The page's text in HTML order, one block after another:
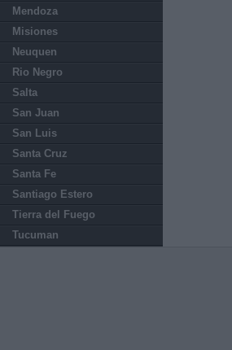
Mendoza
Misiones
Neuquen
Rio Negro
Salta
San Juan
San Luis
Santa Cruz
Santa Fe
Santiago Estero
Tierra del Fuego
Tucuman